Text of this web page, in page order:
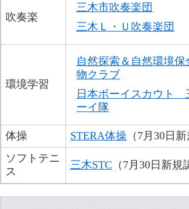
吹奏楽
三木市吹奏楽団
三木Ｌ・Ｕ吹奏楽団
環境学習
自然探索＆自然環境保
物クラブ
日本ボーイスカウト　
ーイ隊
体操 STERA体操 （7月30日
ソフトテニ
ス
三木STC （7月30日新規